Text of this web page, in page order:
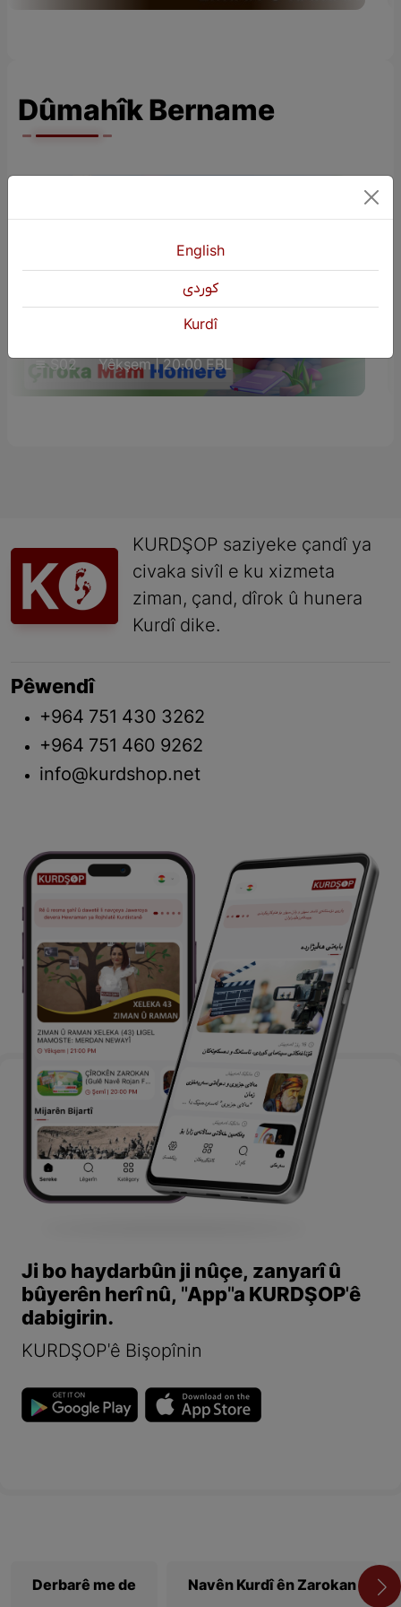
Dûmahîk Bername
ÇÎROKÊN ZAROKAN (Çîroka Mam
S02 Yêkşem | 20:00 EBL
KURDŞOP saziyeke çandî ya
civaka sivîl e ku xizmeta
ziman, çand, dîrok û hunera
Kurdî dike.
Pêwendî
+964 751 430 3262
+964 751 460 9262
info@kurdshop.net
Ji bo haydarbûn ji nûçe, zanyarî û
bûyerên herî nû, "App"a KURDŞOP'ê
dabigirin.
KURDŞOP'ê Bişopînin
Derbarê me de Navên Kurdî ên Zarokan
English
كوردی
Kurdî